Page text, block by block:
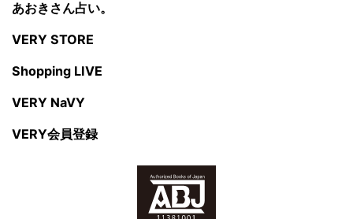
あおきさん占い。
VERY STORE
Shopping LIVE
VERY NaVY
VERY会員登録